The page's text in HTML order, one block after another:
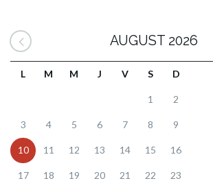
AUGUST 2026
L M M J V S D
1 2
3 4 5 6 7 8 9
10 11 12 13 14 15 16
17 18 19 20 21 22 23